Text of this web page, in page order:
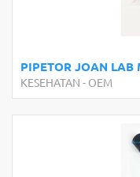
PIPETOR JOAN
KESEHATAN - OEM